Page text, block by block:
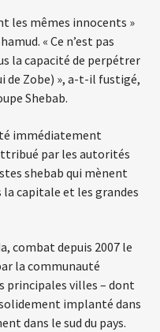
les mêmes innocents »
« Ce n’est pas
la capacité de perpétrer
de Zobe) », a-t-il fustigé,
Shebab.
immédiatement
par les autorités
shebab qui mènent
capitale et les grandes
combat depuis 2007 le
la communauté
principales villes – dont
implanté dans
dans le sud du pays.